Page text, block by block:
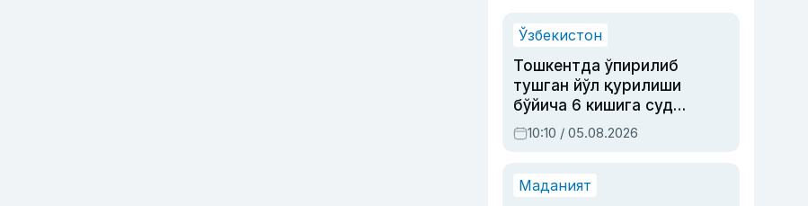
Ўзбекистон
Тошкентда ўпирилиб
тушган йўл қурилиши
бўйича 6 кишига суд
ҳукми ўқилди
10:10 / 05.08.2026
Маданият